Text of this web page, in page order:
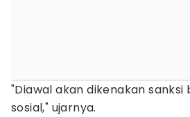
"Diawal akan dikenakan sanksi
sosial," ujarnya.